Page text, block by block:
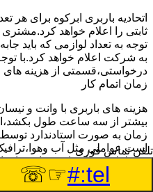
اتحادیه باربری ابرکوه برای هر
ثابتی را اعلام خواهد
توجه به تعداد لوازمی که باید
به شرکت اعلام خواهد کرد.با
درخواستی،قسمتی از هزینه
زمان اتمام کار
هزینه های باربری با وانت و
بیشتر از سه ساعت طول
زمان به صورت استادندارد توسط
است.عواملی مثل آب
زیاد لوازم ممکن است باعث
شوند که افزایش هزینه های
تعداد طبقات ساختمان مبدا و
تلفن تماس فوری
tel:#
☞☏